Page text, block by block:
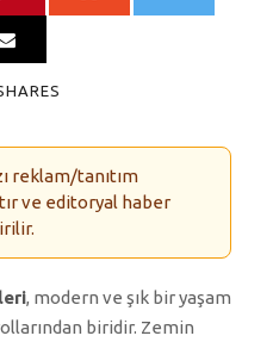
reklam/tanıtım
ve editoryal haber
, modern ve şık bir yaşam
biridir. Zemin